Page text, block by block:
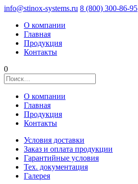
info@stinox-systems.ru 8 (800) 300-86-95
О компании
Главная
Продукция
Контакты
0
О компании
Главная
Продукция
Контакты
Условия доставки
Заказ и оплата продукции
Гарантийные условия
Тех. документация
Галерея